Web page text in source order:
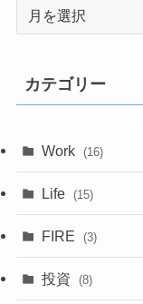
ブ
カテゴリー
Work (16)
(4)
Life (15)
(1)
FIRE (3)
(1)
投資 (8)